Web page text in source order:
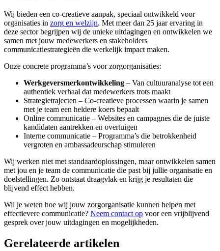
Wij bieden een co-creatieve aanpak, speciaal ontwikkeld voor
organisaties in zorg en welzijn. Met meer dan 25 jaar ervaring in
deze sector begrijpen wij de unieke uitdagingen en ontwikkelen we
samen met jouw medewerkers en stakeholders
communicatiestrategieën die werkelijk impact maken.
Onze concrete programma’s voor zorgorganisaties:
Werkgeversmerkontwikkeling – Van cultuuranalyse tot een
authentiek verhaal dat medewerkers trots maakt
Strategietrajecten – Co-creatieve processen waarin je samen
met je team een heldere koers bepaalt
Online communicatie – Websites en campagnes die de juiste
kandidaten aantrekken en overtuigen
Interne communicatie – Programma’s die betrokkenheid
vergroten en ambassadeurschap stimuleren
Wij werken niet met standaardoplossingen, maar ontwikkelen samen
met jou en je team de communicatie die past bij jullie organisatie en
doelstellingen. Zo ontstaat draagvlak en krijg je resultaten die
blijvend effect hebben.
Wil je weten hoe wij jouw zorgorganisatie kunnen helpen met
effectievere communicatie? Neem contact op voor een vrijblijvend
gesprek over jouw uitdagingen en mogelijkheden.
Gerelateerde artikelen